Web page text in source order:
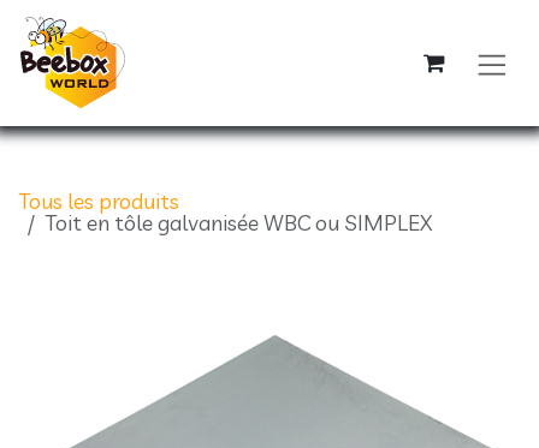
Se rendre au contenu
Tous les produits
Toit en tôle galvanisée WBC ou SIMPLEX